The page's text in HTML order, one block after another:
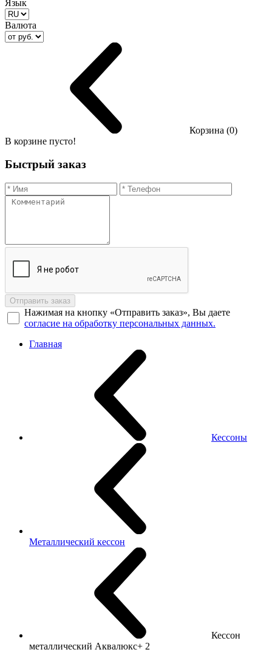
Язык
Валюта
Корзина (0)
В корзине пусто!
Быстрый заказ
Отправить заказ
Нажимая на кнопку «Отправить заказ», Вы даете
согласие на обработку персональных данных.
Главная
Кессоны
Металлический кессон
Кессон
металлический Аквалюкс+ 2